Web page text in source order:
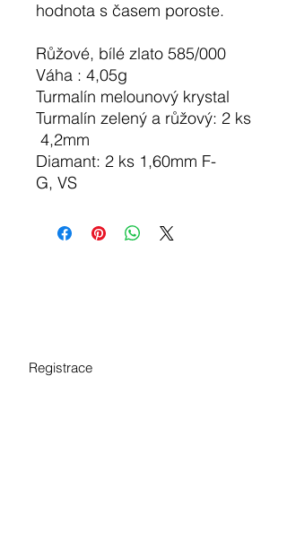
hodnota s časem poroste.
Růžové, bílé zlato 585/000
Váha : 4,05g
Turmalín melounový krystal
Turmalín zelený a růžový: 2 ks
4,2mm
Diamant: 2 ks 1,60mm F-
G, VS
Registrace